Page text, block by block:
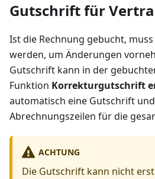
Gutschrift für
Ist die Rechnung gebucht,
werden, um Änderungen
Gutschrift kann in der
Funktion Korrekturgutschrift
automatisch eine Gutschrift
Abrechnungszeilen für die
ACHTUNG
Die Gutschrift kann nicht